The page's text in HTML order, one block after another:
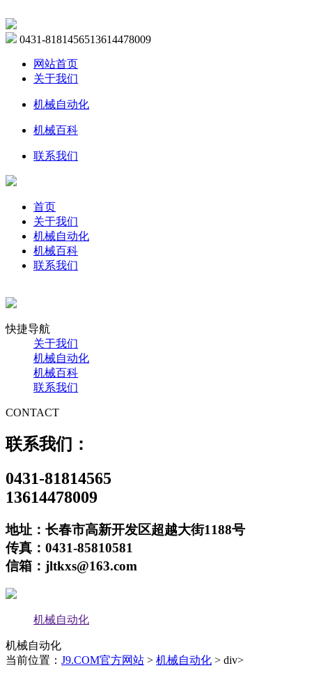
0431-8181456513614478009
网站首页
关于我们
机械自动化
机械百科
联系我们
首页
关于我们
机械自动化
机械百科
联系我们
快捷导航
关于我们
机械自动化
机械百科
联系我们
CONTACT
联系我们：
0431-81814565
13614478009
地址：长春市高新开发区超越大街1188号
传真：0431-85810581
信箱：jltkxs@163.com
机械自动化
机械自动化
当前位置： J9.COM官方网站 > 机械自动化 > div>